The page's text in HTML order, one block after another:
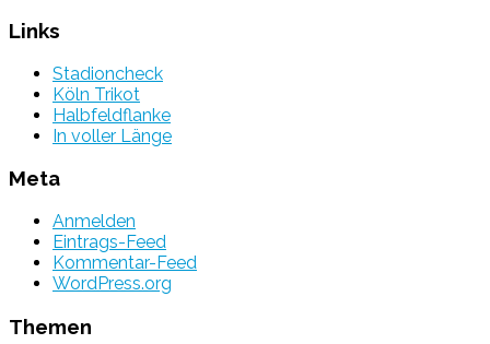
Links
Stadioncheck
Köln Trikot
Halbfeldflanke
In voller Länge
Meta
Anmelden
Eintrags-Feed
Kommentar-Feed
WordPress.org
Themen